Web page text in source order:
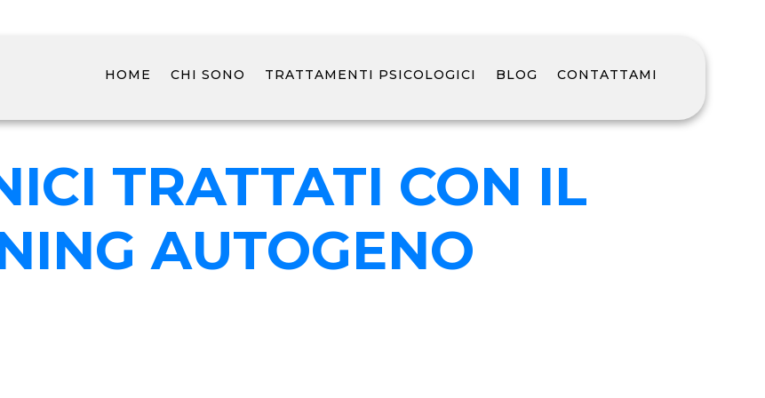
HOME CHI SONO TRATTAMENTI PSICOLOGICI BLOG CONTATTAMI
TRATTATI CON IL
AUTOGENO